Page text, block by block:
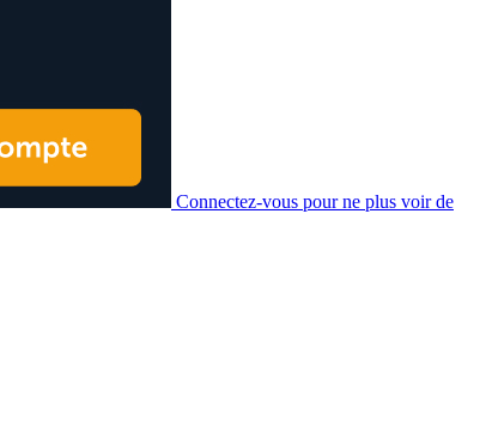
Connectez-vous pour ne plus voir de